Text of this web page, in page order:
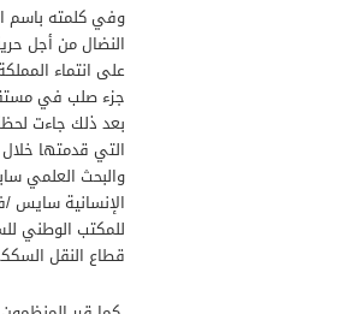
وفي كلمته باسم
النضال من أجل
على انتماء
جزء صلب في
بعد ذلك جاءت
التي قدمتها خلال
والبحث العلمي
الإنسانية سايس
قطاع النقل